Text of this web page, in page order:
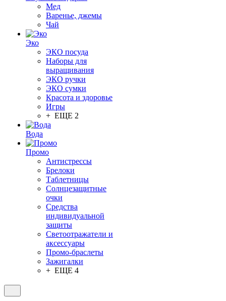
Мед
Варенье, джемы
Чай
Эко
ЭКО посуда
Наборы для
выращивания
ЭКО ручки
ЭКО сумки
Красота и здоровье
Игры
+ ЕЩЕ 2
Вода
Промо
Антистрессы
Брелоки
Таблетницы
Солнцезащитные
очки
Средства
индивидуальной
защиты
Светоотражатели и
аксессуары
Промо-браслеты
Зажигалки
+ ЕЩЕ 4